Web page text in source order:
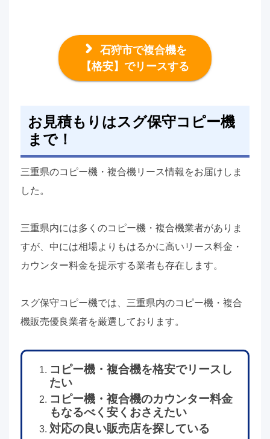
石狩市で複合機を
【格安】でリースする
お見積もりはスグ保守コピー機
まで！
三重県のコピー機・複合機リース情報をお届けしま
した。
三重県内には多くのコピー機・複合機業者がありま
すが、中には相場よりもはるかに高いリース料金・
カウンター料金を提示する業者も存在します。
スグ保守コピー機では、三重県内のコピー機・複合
機販売優良業者を厳選しております。
コピー機・複合機を格安でリースし
たい
コピー機・複合機のカウンター料金
もなるべく安くおさえたい
対応の良い販売店を探している